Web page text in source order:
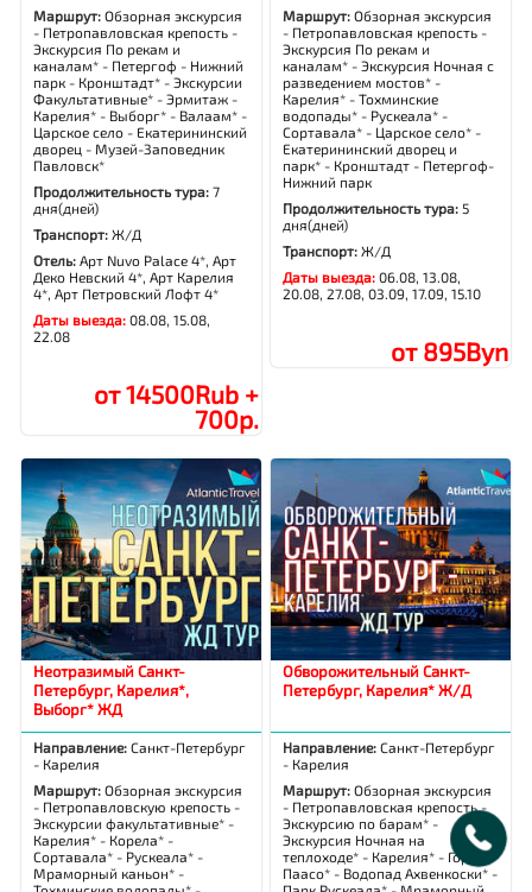
Маршрут:Обзорная экскурсия
- Петропавловская крепость -
Экскурсия По рекам и
каналам* - Петергоф - Нижний
парк - Кронштадт* - Экскурсии
Факультативные* - Эрмитаж -
Карелия* - Выборг* - Валаам* -
Царское село - Екатерининский
дворец - Музей-Заповедник
Павловск*
Продолжительность тура:7
дня(дней)
Транспорт:Ж/Д
Отель:Арт Nuvo Palace 4*, Арт
Деко Невский 4*, Арт Карелия
4*, Арт Петровский Лофт 4*
Даты выезда:08.08, 15.08,
22.08
от 14500Rub +
700р.
Маршрут:Обзорная экскурсия
- Петропавловская крепость -
Экскурсия По рекам и
каналам* - Экскурсия Ночная с
разведением мостов* -
Карелия* - Тохминские
водопады* - Рускеала* -
Сортавала* - Царское село* -
Екатерининский дворец и
парк* - Кронштадт - Петергоф-
Нижний парк
Продолжительность тура: 5
дня(дней)
Транспорт:Ж/Д
Даты выезда:06.08, 13.08,
20.08, 27.08, 03.09, 17.09, 15.10
от 895Byn
Неотразимый Санкт-
Петербург, Карелия*,
Выборг* ЖД
Направление:Санкт-Петербург
- Карелия
Маршрут:Обзорная экскурсия
- Петропавловскую крепость -
Экскурсии факультативные* -
Карелия* - Корела* -
Сортавала* - Рускеала* -
Мраморный каньон* -
Обворожительный Санкт-
Петербург, Карелия* Ж/Д
Направление:Санкт-Петербург
- Карелия
Маршрут:Обзорная экскурсия
- Петропавловская крепость -
Экскурсию по барам* -
Экскурсия Ночная на
теплоходе* - Карелия* - Горе
Паасо* - Водопад Ахвенкоски* -